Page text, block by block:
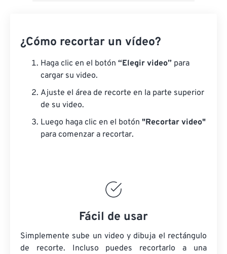
¿Cómo recortar un vídeo?
Haga clic en el botón “Elegir video” para
cargar su video.
Ajuste el área de recorte en la parte superior
de su video.
Luego haga clic en el botón "Recortar video"
para comenzar a recortar.
Fácil de usar
Simplemente sube un video y dibuja el rectángulo
de recorte. Incluso puedes recortarlo a una